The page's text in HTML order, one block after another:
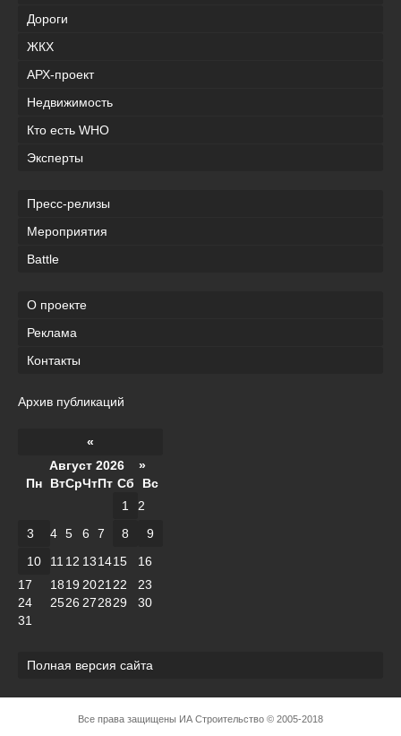
Дороги
ЖКХ
АРХ-проект
Недвижимость
Кто есть WHO
Эксперты
Пресс-релизы
Мероприятия
Battle
О проекте
Реклама
Контакты
Архив публикаций
«
Август 2026 »
Пн
ВтСрЧтПт Сб
Вс
1
2
3
4 5 6 7 8
9
10
11 12 131415
16
17
1819 202122
23
24
2526 272829
30
31
Полная версия сайта
Все права защищены ИА Строительство © 2005-2018